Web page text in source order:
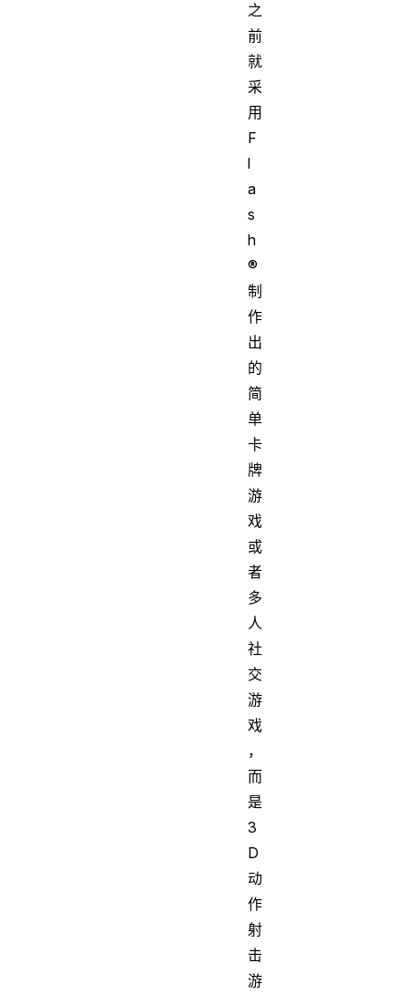
之
前
就
采
用
F
l
a
s
h
®
制
作
出
的
简
单
卡
牌
游
戏
或
者
多
人
社
交
游
戏
，
而
是
3
D
动
作
射
击
游